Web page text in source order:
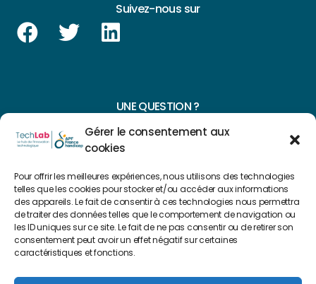
Gérer le consentement aux
cookies
Pour offrir les meilleures expériences, nous utilisons des technologies
telles que les cookies pour stocker et/ou accéder aux informations
des appareils. Le fait de consentir à ces technologies nous permettra
de traiter des données telles que le comportement de navigation ou
les ID uniques sur ce site. Le fait de ne pas consentir ou de retirer son
consentement peut avoir un effet négatif sur certaines
caractéristiques et fonctions.
Suivez-nous sur
UNE QUESTION ?
CONTACTEZ-NOUS
NAVIGUER SUR NOTRE SITE
Plan du site
FAIRE UN DON